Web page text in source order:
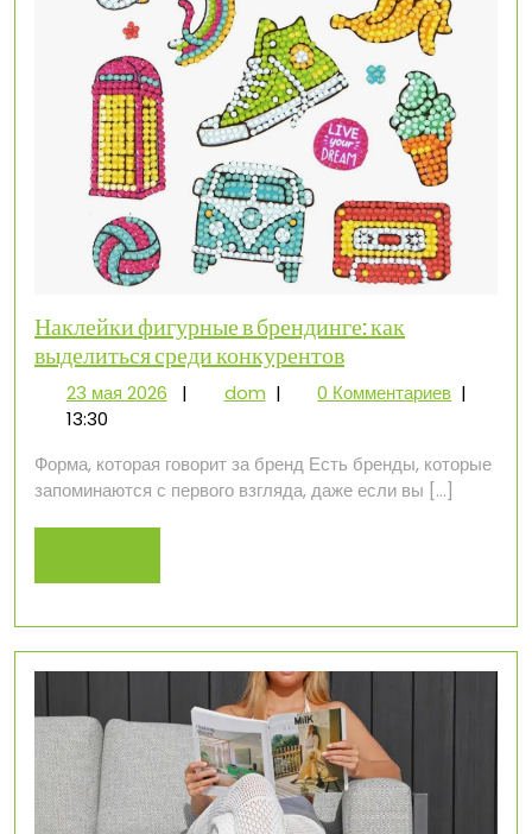
Наклейки фигурные в брендинге: как
выделиться среди конкурентов
23 мая 202623| domНаклейки
брендинге:
как
| 0 Комментариев |
13:30
Форма, которая говорит за бренд Есть бренды, которые
запоминаются с первого взгляда, даже если вы […]
More